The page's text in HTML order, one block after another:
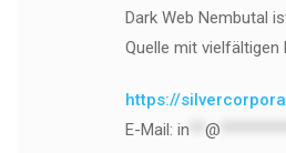
Dark Web Nembutal
Quelle mit vielfältigen
https://
E-Mail: in @